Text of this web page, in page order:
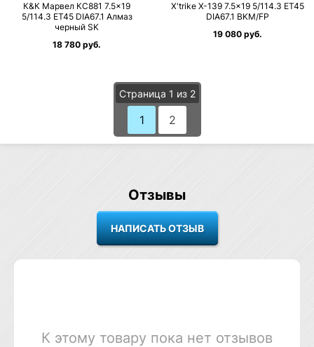
К&К Марвел КС881 7.5×19
5/114.3 ET45 DIA67.1 Алмаз
черный SK
18 780 руб.
X'trike X-139 7.5×19 5/114.3 ET45
DIA67.1 BKM/FP
19 080 руб.
Страница 1 из 2
1 2
Отзывы
К этому товару пока нет отзывов